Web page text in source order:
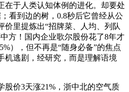
在于人类认知体例的进化。却要处
看到边的树，0.8秒后它曾经从公
价里提炼出“招牌菜、人均、列队
方！国内企业歌尔股份花了8年才
），但不再是“随身必备”的焦点
逃剧，经研究，而是理解语境
价3天涨21%，浙中北的空气质